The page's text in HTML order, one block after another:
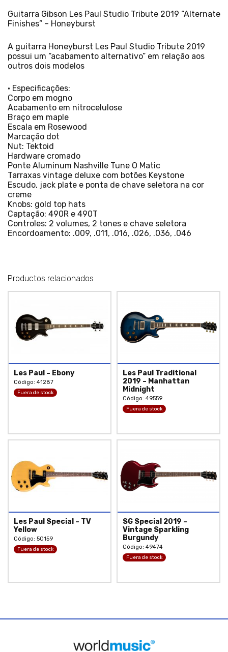
Guitarra Gibson Les Paul Studio Tribute 2019 “Alternate
Finishes” – Honeyburst
A guitarra Honeyburst Les Paul Studio Tribute 2019
possui um “acabamento alternativo” em relação aos
outros dois modelos
• Especificações:
Corpo em mogno
Acabamento em nitrocelulose
Braço em maple
Escala em Rosewood
Marcação dot
Nut: Tektoid
Hardware cromado
Ponte Aluminum Nashville Tune O Matic
Tarraxas vintage deluxe com botões Keystone
Escudo, jack plate e ponta de chave seletora na cor
creme
Knobs: gold top hats
Captação: 490R e 490T
Controles: 2 volumes, 2 tones e chave seletora
Encordoamento: .009, .011, .016, .026, .036, .046
Productos relacionados
Les Paul – Ebony
Código: 41287
Fuera de stock
Les Paul Traditional
2019 – Manhattan
Midnight
Código: 49559
Fuera de stock
Les Paul Special – TV
Yellow
Código: 50159
Fuera de stock
SG Special 2019 –
Vintage Sparkling
Burgundy
Código: 49474
Fuera de stock